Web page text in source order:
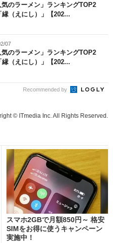
気のラーメン」ランキングTOP2
（えにし）」【202...
07
気のラーメン」ランキングTOP2
（えにし）」【202...
Recommended by
© ITmedia Inc. All Rights Reserved.
スマホ2GBで月額850円～ 格安
SIMをお得に使うキャンペーン
実施中！